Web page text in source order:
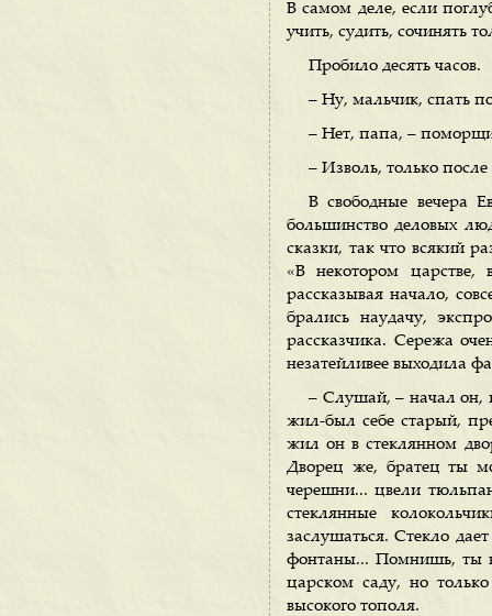
В самом деле, если
учить, судить, сочинять
Пробило десять часов.
– Ну, мальчик, спать
– Нет, папа, –
– Изволь, только после
В свободные вечера
большинство деловых
сказки, так что всякий
«В некотором царстве,
рассказывая начало,
брались наудачу,
рассказчика. Сережа
незатейливее выходила
– Слушай, – начал он,
жил-был себе старый,
жил он в стеклянном
Дворец же, братец ты
черешни... цвели
стеклянные
заслушаться. Стекло
фонтаны... Помнишь, ты
царском саду, но
высокого тополя.